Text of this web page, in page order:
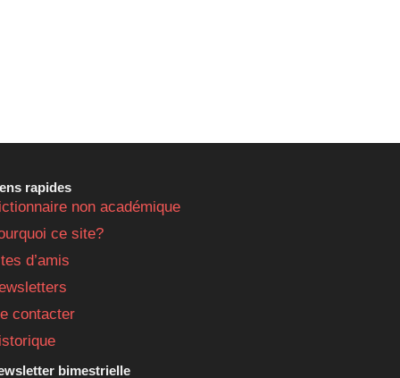
rapides
non académique
ce site?
d’amis
contacter
bimestrielle